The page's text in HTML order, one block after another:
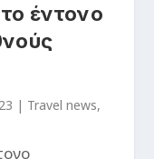
έντονο
| Travel news,